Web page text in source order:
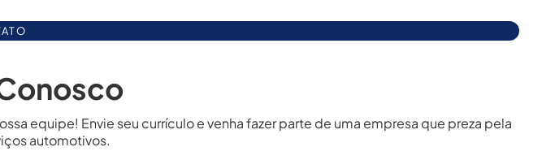
equipe! Envie seu currículo e venha fazer parte de uma empresa que preza pela
automotivos.